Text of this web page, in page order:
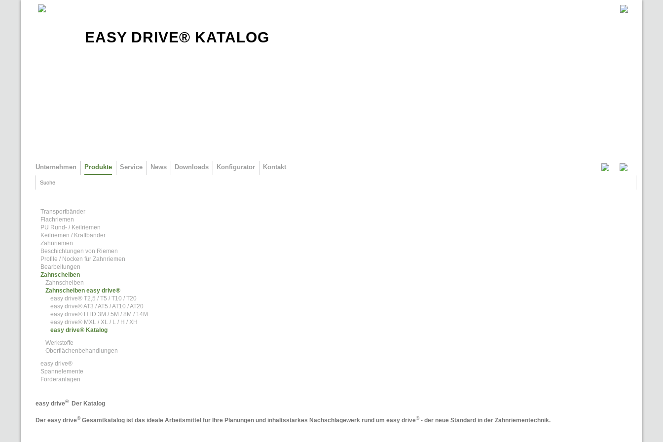
Direkt zum Inhalt
EASY DRIVE® KATALOG
Unternehmen Produkte Service News Downloads Konfigurator Kontakt
Suchformular
Suche
Transportbänder
Flachriemen
PU Rund- / Keilriemen
Keilriemen / Kraftbänder
Zahnriemen
Beschichtungen von Riemen
Profile / Nocken für Zahnriemen
Bearbeitungen
Zahnscheiben
Zahnscheiben
Zahnscheiben easy drive®
easy drive® T2,5 / T5 / T10 / T20
easy drive® AT3 / AT5 / AT10 / AT20
easy drive® HTD 3M / 5M / 8M / 14M
easy drive® MXL / XL / L / H / XH
easy drive® Katalog
Werkstoffe
Oberflächenbehandlungen
easy drive®
Spannelemente
Förderanlagen
easy drive®Der Katalog
Der easy drive®Gesamtkatalog ist das ideale Arbeitsmittel für Ihre Planungen und inhaltsstarkes Nachschlagewerk rund um easy drive®- der neue Standard in der Zahnriementechnik.